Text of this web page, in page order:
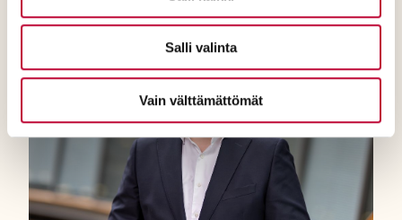
Salli valinta
Vain välttämättömät